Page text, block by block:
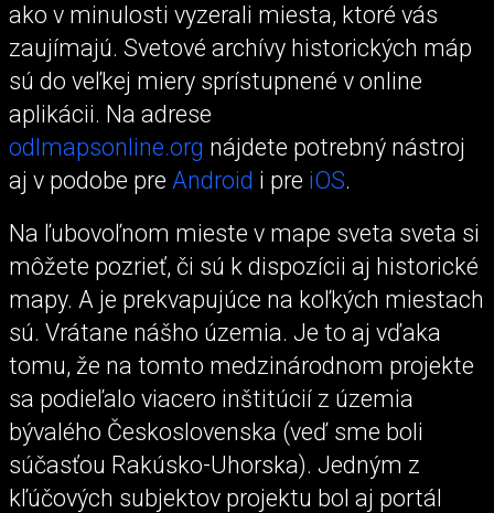
ako v minulosti vyzerali miesta, ktoré vás
zaujímajú. Svetové archívy historických máp
sú do veľkej miery sprístupnené v online
aplikácii. Na adrese
odlmapsonline.org nájdete potrebný nástroj
aj v podobe pre Android i pre iOS.
Na ľubovoľnom mieste v mape sveta sveta si
môžete pozrieť, či sú k dispozícii aj historické
mapy. A je prekvapujúce na koľkých miestach
sú. Vrátane nášho územia. Je to aj vďaka
tomu, že na tomto medzinárodnom projekte
sa podieľalo viacero inštitúcií z územia
bývalého Československa (veď sme boli
súčasťou Rakúsko-Uhorska). Jedným z
kľúčových subjektov projektu bol aj portál